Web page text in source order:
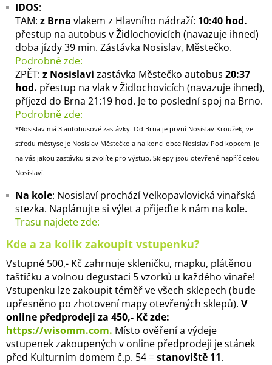
IDOS:
TAM: z Brna vlakem z Hlavního nádraží: 10:40 hod.
přestup na autobus v Židlochovicích (navazuje ihned)
doba jízdy 39 min. Zástávka Nosislav, Městečko.
Podrobně zde:
ZPĚT: z Nosislavi zastávka Městečko autobus 20:37
hod. přestup na vlak v Židlochovicích (navazuje ihned),
příjezd do Brna 21:19 hod. Je to poslední spoj na Brno.
Podrobně zde:
*Nosislav má 3 autobusové zastávky. Od Brna je první Nosislav Kroužek, ve
středu městyse je Nosislav Městečko a na konci obce Nosislav Pod kopcem. Je
na vás jakou zastávku si zvolíte pro výstup. Sklepy jsou otevřené napříč celou
Nosislaví.
Na kole: Nosislaví prochází Velkopavlovická vinařská
stezka. Naplánujte si výlet a přijeďte k nám na kole.
Trasu najdete zde:
Kde a za kolik zakoupit vstupenku?
Vstupné 500,- Kč zahrnuje skleničku, mapku, plátěnou
taštičku a volnou degustaci 5 vzorků u každého vinaře!
Vstupenku lze zakoupit téměř ve všech sklepech (bude
upřesněno po zhotovení mapy otevřených sklepů). V
online předprodeji za 450,- Kč zde:
https://wisomm.com. Místo ověření a výdeje
vstupenek zakoupených v online předprodeji je stánek
před Kulturním domem č.p. 54 =stanoviště 11.